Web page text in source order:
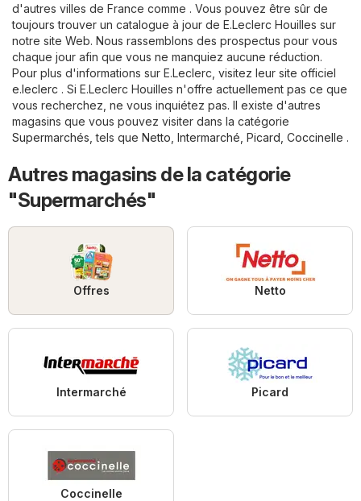
d'autres villes de France comme . Vous pouvez être sûr de
toujours trouver un catalogue à jour de E.Leclerc Houilles sur
notre site Web. Nous rassemblons des prospectus pour vous
chaque jour afin que vous ne manquiez aucune réduction.
Pour plus d'informations sur E.Leclerc, visitez leur site officiel
e.leclerc . Si E.Leclerc Houilles n'offre actuellement pas ce que
vous recherchez, ne vous inquiétez pas. Il existe d'autres
magasins que vous pouvez visiter dans la catégorie
Supermarchés , tels que Netto Intermarché Picard Coccinelle .
Autres magasins de la catégorie
"Supermarchés"
Offres Netto
Intermarché Picard
Coccinelle